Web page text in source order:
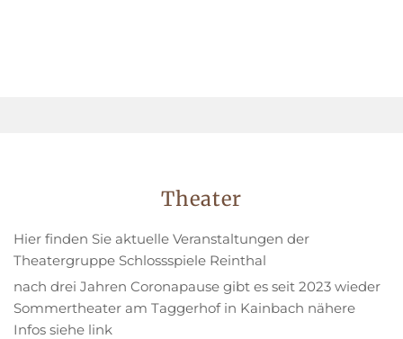
Theater
Hier finden Sie aktuelle Veranstaltungen der
Theatergruppe Schlossspiele Reinthal
nach drei Jahren Coronapause gibt es seit 2023 wieder
Sommertheater am Taggerhof in Kainbach nähere
Infos siehe link